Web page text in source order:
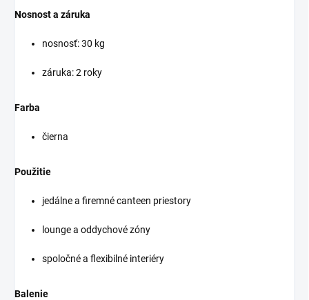
Nosnost a záruka
nosnosť: 30 kg
záruka: 2 roky
Farba
čierna
Použitie
jedálne a firemné canteen priestory
lounge a oddychové zóny
spoločné a flexibilné interiéry
Balenie